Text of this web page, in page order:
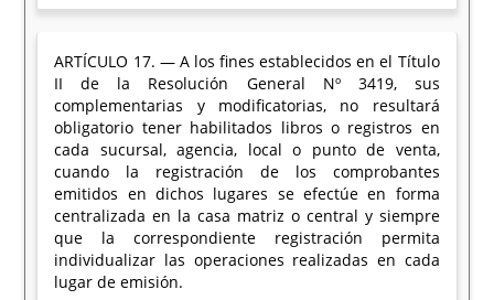
ARTÍCULO 17. — A los fines establecidos en el Título
II de la Resolución General Nº 3419, sus
complementarias y modificatorias, no resultará
obligatorio tener habilitados libros o registros en
cada sucursal, agencia, local o punto de venta,
cuando la registración de los comprobantes
emitidos en dichos lugares se efectúe en forma
centralizada en la casa matriz o central y siempre
que la correspondiente registración permita
individualizar las operaciones realizadas en cada
lugar de emisión.